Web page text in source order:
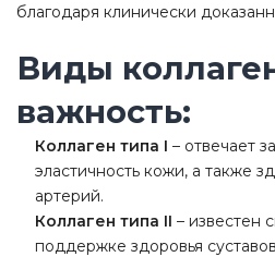
благодаря клинически
Виды
важность:
Коллаген типа I – отвечает
эластичность кожи, а также
артерий.
Коллаген типа II – известен
поддержке здоровья